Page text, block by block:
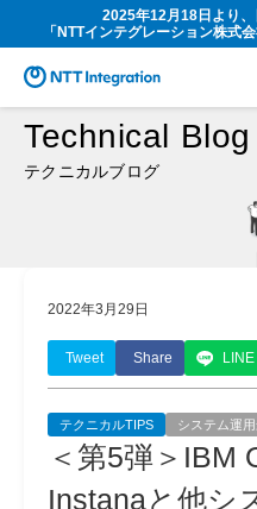
2025年12月18日より
「NTTインテグレーション株式
Technical Blog
テクニカルブログ
2022年3月29日
Tweet Share LINE
テクニカルTIPS システム運
＜第5弾＞IBM
Instanaと他シ